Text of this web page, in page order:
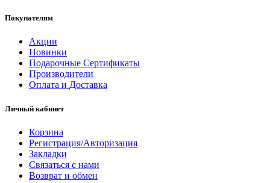
Покупателям
Акции
Новинки
Подарочные Сертификаты
Производители
Оплата и Доставка
Личный кабинет
Корзина
Регистрация/Авторизация
Закладки
Связаться с нами
Возврат и обмен